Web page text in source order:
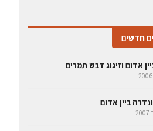
חדשים
אדום וזיגוג דבש תמרים
ביין אדום